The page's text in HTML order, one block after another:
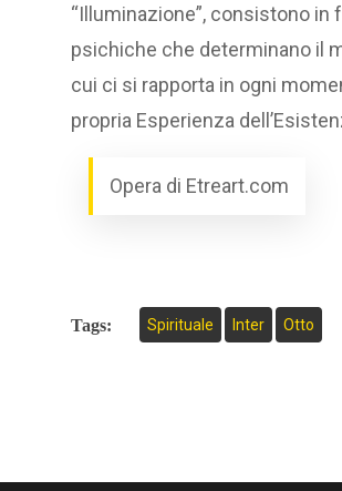
“Illuminazione”, consistono in
psichiche che determinano il
cui ci si rapporta in ogni
propria Esperienza
Opera di Etreart.com
Tags: Spirituale Inter Otto